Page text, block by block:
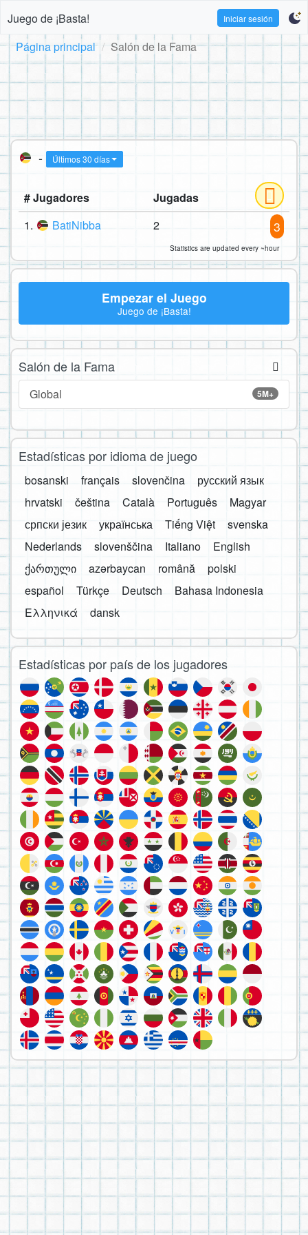
Juego de ¡Basta! Iniciar sesión
Página principal Salón de la Fama
- Últimos 30 días
# Jugadores
Jugadas
1.
BatiNibba 2 3
Statistics are updated every ~hour
Empezar el Juego
Juego de ¡Basta!
Salón de la Fama
5M+
Global
Estadísticas por idioma de juego
bosanski français slovenčina
русский язык
hrvatski
čeština Català Português
Magyar
српски језик
українська Tiếng Việt
svenska
Nederlands
slovenščina Italiano
English
ქართული
azərbaycan română
polski
español
Türkçe Deutsch
Bahasa Indonesia
Ελληνικά
dansk
Estadísticas por país de los jugadores